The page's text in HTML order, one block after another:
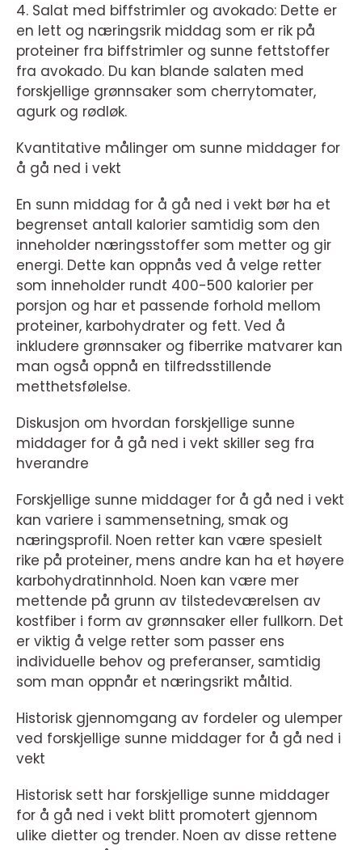
4. Salat med biffstrimler og avokado: Dette er
en lett og næringsrik middag som er rik på
proteiner fra biffstrimler og sunne fettstoffer
fra avokado. Du kan blande salaten med
forskjellige grønnsaker som cherrytomater,
agurk og rødløk.
Kvantitative målinger om sunne middager for
å gå ned i vekt
En sunn middag for å gå ned i vekt bør ha et
begrenset antall kalorier samtidig som den
inneholder næringsstoffer som metter og gir
energi. Dette kan oppnås ved å velge retter
som inneholder rundt 400-500 kalorier per
porsjon og har et passende forhold mellom
proteiner, karbohydrater og fett. Ved å
inkludere grønnsaker og fiberrike matvarer kan
man også oppnå en tilfredsstillende
metthetsfølelse.
Diskusjon om hvordan forskjellige sunne
middager for å gå ned i vekt skiller seg fra
hverandre
Forskjellige sunne middager for å gå ned i vekt
kan variere i sammensetning, smak og
næringsprofil. Noen retter kan være spesielt
rike på proteiner, mens andre kan ha et høyere
karbohydratinnhold. Noen kan være mer
mettende på grunn av tilstedeværelsen av
kostfiber i form av grønnsaker eller fullkorn. Det
er viktig å velge retter som passer ens
individuelle behov og preferanser, samtidig
som man oppnår et næringsrikt måltid.
Historisk gjennomgang av fordeler og ulemper
ved forskjellige sunne middager for å gå ned i
vekt
Historisk sett har forskjellige sunne middager
for å gå ned i vekt blitt promotert gjennom
ulike dietter og trender. Noen av disse rettene